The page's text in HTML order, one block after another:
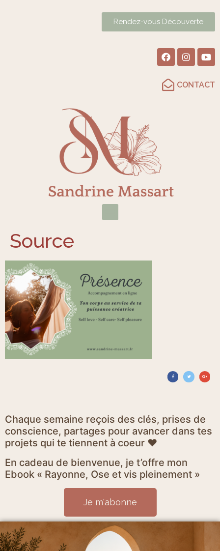
Rendez-vous Découverte
CONTACT
Source
Chaque semaine reçois des clés, prises de
conscience, partages pour avancer dans tes
projets qui te tiennent à coeur ♥
En cadeau de bienvenue, je t’offre mon
Ebook « Rayonne, Ose et vis pleinement »
Je m'abonne